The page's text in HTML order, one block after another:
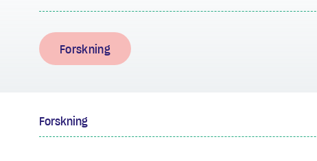
Forskning
Forskning